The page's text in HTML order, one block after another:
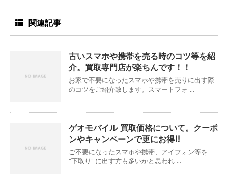
関連記事
古いスマホや携帯を売る時のコツ等を紹
介。買取専門店が楽ちんです！！
お家で不要になったスマホや携帯を売りに出す際
のコツをご紹介致します。スマートフォ ...
ゲオモバイル 買取価格について。クーポ
ンやキャンペーンで更にお得!!
ご不要になったスマホや携帯、アイフォン等を
”下取り” に出す方も多いかと思われ ...